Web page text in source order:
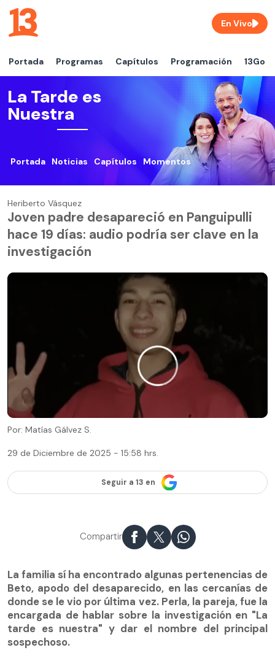
Portada Programas Capítulos Programación 13Go
En Vivo
La Tarde es
Nuestra
Portada Noticias Capítulos Momentos
Heriberto Vásquez
Joven padre desapareció en Panguipulli
hace 19 días: audio podría ser clave en la
investigación
Por: Matías Gálvez S.
29 de Diciembre de 2025 - 15:58 hrs.
Seguir a 13 en
Compartir
La familia sí ha encontrado algunas pertenencias de
Beto, apodo del desaparecido, en las cercanías de
donde se le vio por última vez. Perla, la pareja, fue la
encargada de hablar sobre la investigación en "La
tarde es nuestra" y dar el nombre del principal
sospechoso.